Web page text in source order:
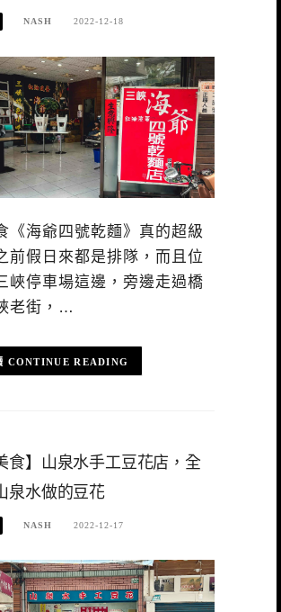
NASH 2022-12-18
《海爺四號乾麵》真的超級
前假日來都是排隊，而且位
峽停車場這邊，旁邊走過橋
老街，…
CONTINUE READING
食】山泉水手工豆花店，全
泉水做的豆花
NASH 2022-12-17